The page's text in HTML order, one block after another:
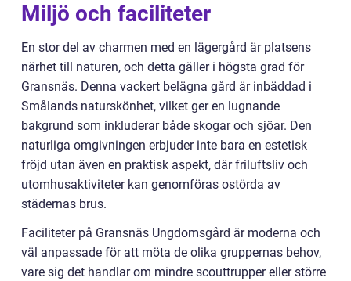
Miljö och faciliteter
En stor del av charmen med en lägergård är platsens
närhet till naturen, och detta gäller i högsta grad för
Gransnäs. Denna vackert belägna gård är inbäddad i
Smålands naturskönhet, vilket ger en lugnande
bakgrund som inkluderar både skogar och sjöar. Den
naturliga omgivningen erbjuder inte bara en estetisk
fröjd utan även en praktisk aspekt, där friluftsliv och
utomhusaktiviteter kan genomföras ostörda av
städernas brus.
Faciliteter på Gransnäs Ungdomsgård är moderna och
väl anpassade för att möta de olika gruppernas behov,
vare sig det handlar om mindre scouttrupper eller större